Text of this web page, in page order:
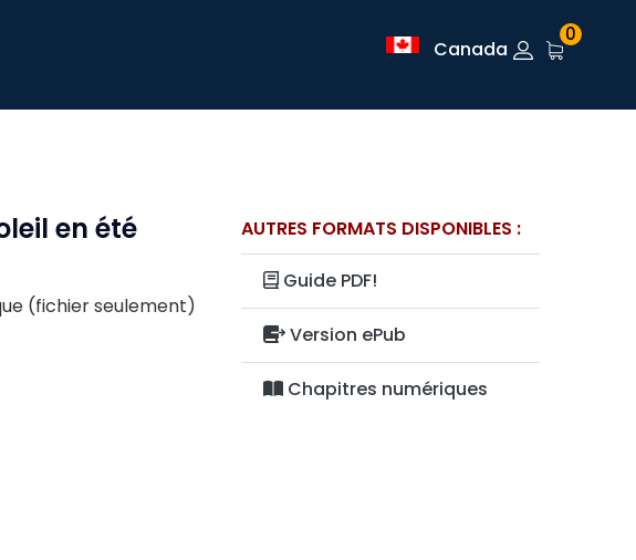
Canada
0
en été
(fichier seulement)
AUTRES FORMATS DISPONIBLES :
Guide PDF!
Version ePub
Chapitres numériques